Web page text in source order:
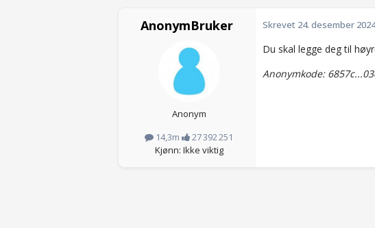
AnonymBruker
Anonym
14,3m
27 392 251
Kjønn: Ikke viktig
Skrevet 24. desember 2024
Du skal legge deg til
Anonymkode: